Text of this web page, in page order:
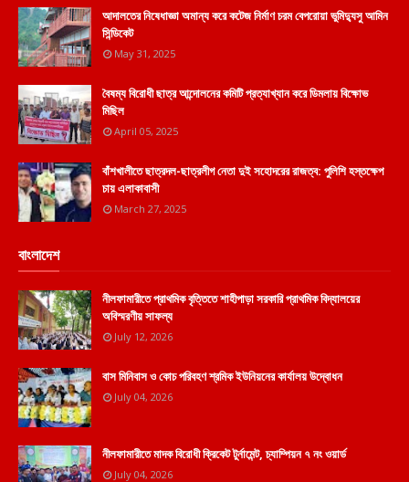
আদালতের নিষেধাজ্ঞা অমান্য করে কটেজ নির্মাণ চরম বেপরোয়া ভুমিদ্যুসু আমিন
সিন্ডিকেট
May 31, 2025
বৈষম্য বিরোধী ছাত্র আন্দোলনের কমিটি প্রত্যাখ্যান করে ডিমলায় বিক্ষোভ
মিছিল
April 05, 2025
বাঁশখালীতে ছাত্রদল-ছাত্রলীগ নেতা দুই সহোদরের রাজত্ব: পুলিশি হস্তক্ষেপ
চায় এলাকাবাসী
March 27, 2025
বাংলাদেশ
নীলফামারীতে প্রাথমিক বৃত্তিতে শাহীপাড়া সরকারি প্রাথমিক বিদ্যালয়ের
অবিস্মরণীয় সাফল্য
July 12, 2026
বাস মিনিবাস ও কোচ পরিবহণ শ্রমিক ইউনিয়নের কার্যালয় উদ্বোধন
July 04, 2026
নীলফামারীতে মাদক বিরোধী ক্রিকেট টুর্নামেন্ট, চ্যাম্পিয়ন ৭ নং ওয়ার্ড
July 04, 2026